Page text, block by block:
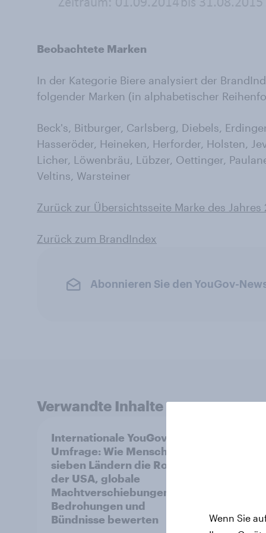
Beobachtete Marken
In der Kategorie Biere analysiert der
folgender Marken (in alphabetischer
Beck's, Bitburger, Carlsberg, Diebels,
Hasseröder, Heineken, Herforder, Holsten,
Licher, Löwenbräu, Lübzer, Oettinger,
Veltins, Warsteiner
Zurück zur Übersichtsseite Marke des Jahres
Zurück zum BrandIndex
Abonnieren Sie den YouGov-
Verwandte Inhalte
Internationale YouGov-
Umfrage: Wie Menschen in
sieben Ländern die Rolle
der USA, globale
Machtverschiebungen,
Bedrohungen und
Bündnisse bewerten
Wenn Sie